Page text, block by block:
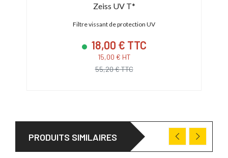
Zeiss UV T*
Filtre vissant de protection UV
18,00 € TTC
15,00 € HT
55,20 € TTC
PRODUITS SIMILAIRES